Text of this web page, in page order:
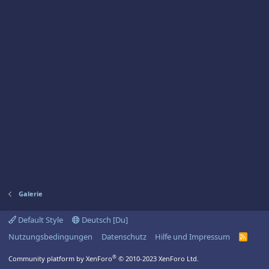
Galerie
Default Style
Deutsch [Du]
Nutzungsbedingungen
Datenschutz Hilfe und Impressum
R
Community platform by XenForo® © 2010-2023 XenForo Ltd.